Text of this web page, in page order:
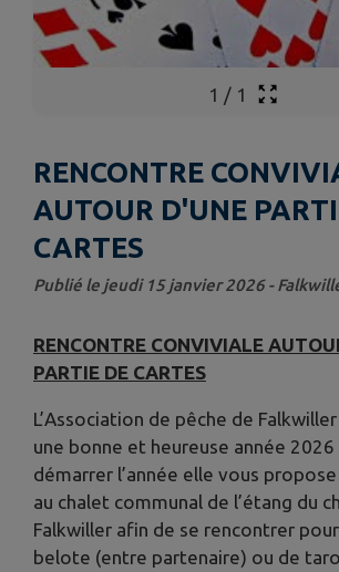
1 / 1
RENCONTRE
AUTOUR D'UNE
CARTES
Publié le jeudi 15 janvier 2026 -
RENCONTRE CONVIVIALE
PARTIE DE CARTES
L’Association de pêche de
une bonne et heureuse année
démarrer l’année elle vous
au chalet communal de l’étang du
Falkwiller afin de se rencontrer
belote (entre partenaire) ou de